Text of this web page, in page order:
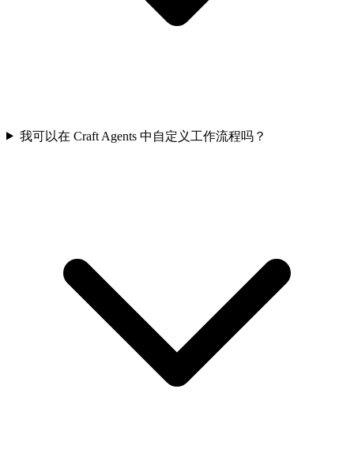
我可以在 Craft Agents 中自定义工作流程吗？